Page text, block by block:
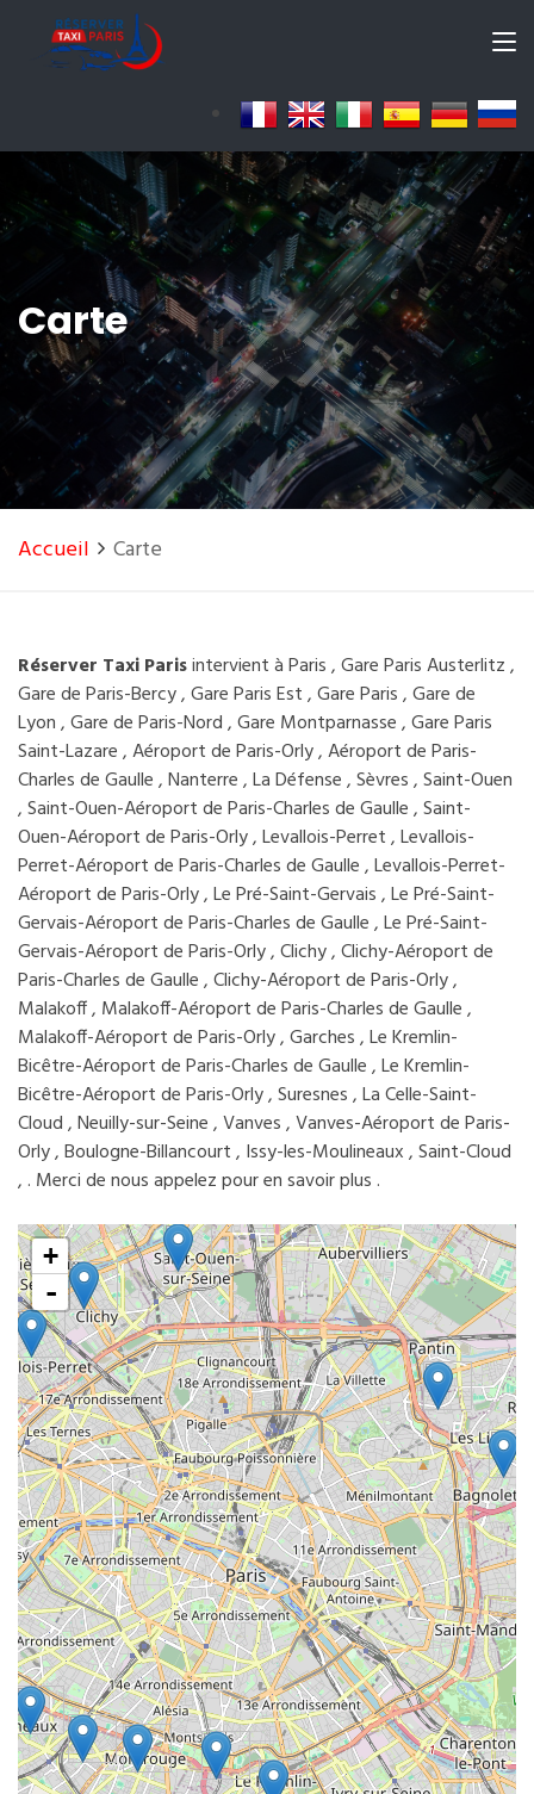
Carte
Accueil Carte
Réserver Taxi Parisintervient à Paris , Gare Paris Austerlitz ,
Gare de Paris-Bercy , Gare Paris Est , Gare Paris , Gare de
Lyon , Gare de Paris-Nord , Gare Montparnasse , Gare Paris
Saint-Lazare , Aéroport de Paris-Orly , Aéroport de Paris-
Charles de Gaulle , Nanterre , La Défense , Sèvres , Saint-Ouen
, Saint-Ouen-Aéroport de Paris-Charles de Gaulle , Saint-
Ouen-Aéroport de Paris-Orly , Levallois-Perret , Levallois-
Perret-Aéroport de Paris-Charles de Gaulle , Levallois-Perret-
Aéroport de Paris-Orly , Le Pré-Saint-Gervais , Le Pré-Saint-
Gervais-Aéroport de Paris-Charles de Gaulle , Le Pré-Saint-
Gervais-Aéroport de Paris-Orly , Clichy , Clichy-Aéroport de
Paris-Charles de Gaulle , Clichy-Aéroport de Paris-Orly ,
Malakoff , Malakoff-Aéroport de Paris-Charles de Gaulle ,
Malakoff-Aéroport de Paris-Orly , Garches , Le Kremlin-
Bicêtre-Aéroport de Paris-Charles de Gaulle , Le Kremlin-
Bicêtre-Aéroport de Paris-Orly , Suresnes , La Celle-Saint-
Cloud , Neuilly-sur-Seine , Vanves , Vanves-Aéroport de Paris-
Orly , Boulogne-Billancourt , Issy-les-Moulineaux , Saint-Cloud
, . Merci de nous appelez pour en savoir plus .
+
-